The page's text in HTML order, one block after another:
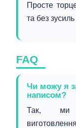
Просте
та без
FAQ
Чи можу я
написом?
Так, ми